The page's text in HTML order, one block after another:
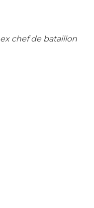
ex chef de bataillon